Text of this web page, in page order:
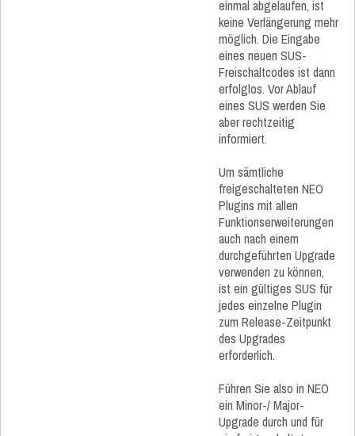
einmal abgelaufen, ist
keine Verlängerung mehr
möglich. Die Eingabe
eines neuen SUS-
Freischaltcodes ist dann
erfolglos. Vor Ablauf
eines SUS werden Sie
aber rechtzeitig
informiert.
Um sämtliche
freigeschalteten NEO
Plugins mit allen
Funktionserweiterungen
auch nach einem
durchgeführten Upgrade
verwenden zu können,
ist ein gültiges SUS für
jedes einzelne Plugin
zum Release-Zeitpunkt
des Upgrades
erforderlich.
Führen Sie also in NEO
ein Minor-/ Major-
Upgrade durch und für